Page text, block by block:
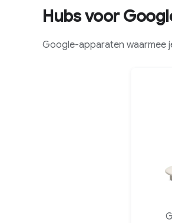
Hubs voor
Google-apparaten waarmee